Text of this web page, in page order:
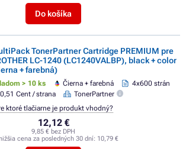
Do košíka
TonerPartner Cartridge PREMIUM pre
LC-1240 (LC1240VALBP), black + color
+ farebná)
> 10 ks Čierna + farebná
4x600 strán
0,51 Cent / strana
TonerPartner
12,12 €
9,85 € bez DPH
cena za posledných 30 dní: 10,79 €
ktoré tlačiarne je produkt vhodný?